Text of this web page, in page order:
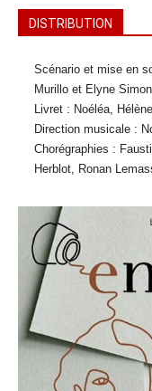
DISTRIBUTION
Scénario et mise en
Murillo et Elyne
Livret : Noéléa,
Direction musicale :
Chorégraphies :
Herblot, Ronan